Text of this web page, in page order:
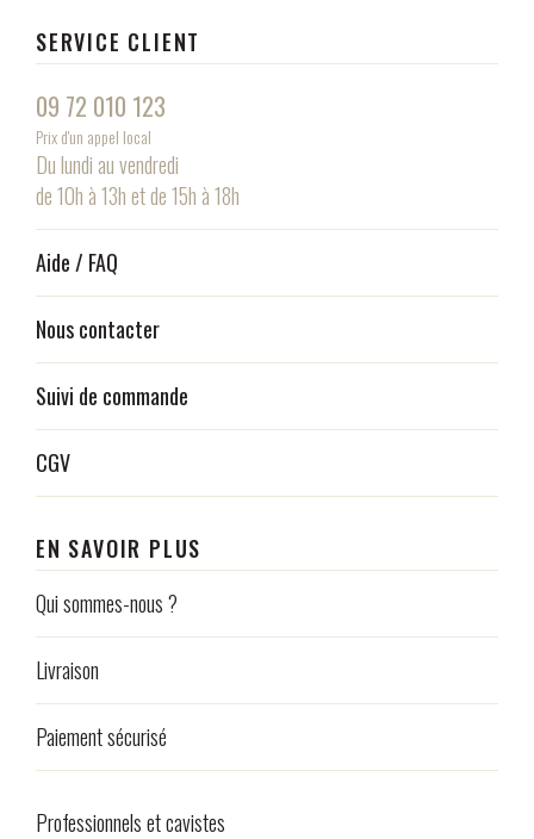
SERVICE CLIENT
09 72 010 123
Prix d'un appel local
Du lundi au vendredi
de 10h à 13h et de 15h à 18h
Aide / FAQ
Nous contacter
Suivi de commande
CGV
EN SAVOIR PLUS
Qui sommes-nous ?
Livraison
Paiement sécurisé
Professionnels et cavistes